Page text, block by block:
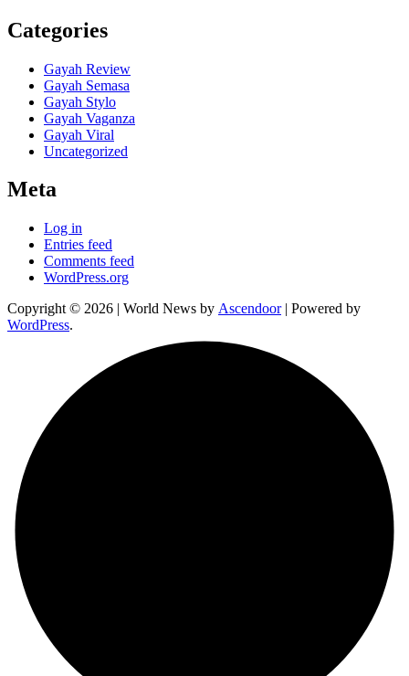
Categories
Gayah Review
Gayah Semasa
Gayah Stylo
Gayah Vaganza
Gayah Viral
Uncategorized
Meta
Log in
Entries feed
Comments feed
WordPress.org
Copyright © 2026 | World News by Ascendoor| Powered by
WordPress.